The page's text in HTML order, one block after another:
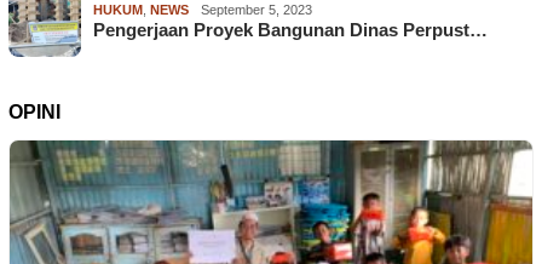
HUKUM NEWS September 5, 2023
Pengerjaan Proyek Bangunan Dinas Perpust…
OPINI